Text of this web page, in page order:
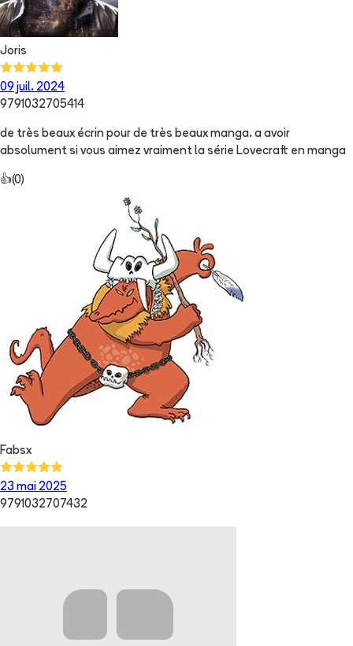
Joris
09 juil. 2024
9791032705414
de très beaux écrin pour de très beaux manga. a avoir
absolument si vous aimez vraiment la série Lovecraft en manga
👍(0)
Fabsx
23 mai 2025
9791032707432